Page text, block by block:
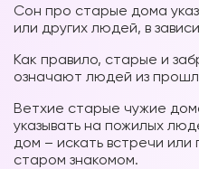
Сон про старые дома
или других людей, в
Как правило, старые и
означают людей из
Ветхие старые чужие
указывать на пожилых
дом – искать встречи или
старом знакомом.
информацию во
Скачайте